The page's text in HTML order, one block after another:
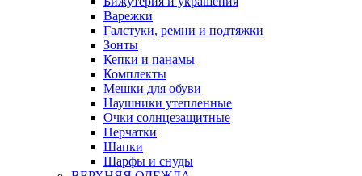
Варежки
Галстуки, ремни и подтяжки
Зонты
Кепки и панамы
Комплекты
Мешки для обуви
Наушники утепленные
Очки солнцезащитные
Перчатки
Шапки
Шарфы и снуды